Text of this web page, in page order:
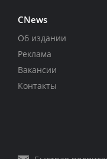
CNews
Об издании
Реклама
Вакансии
Контакты